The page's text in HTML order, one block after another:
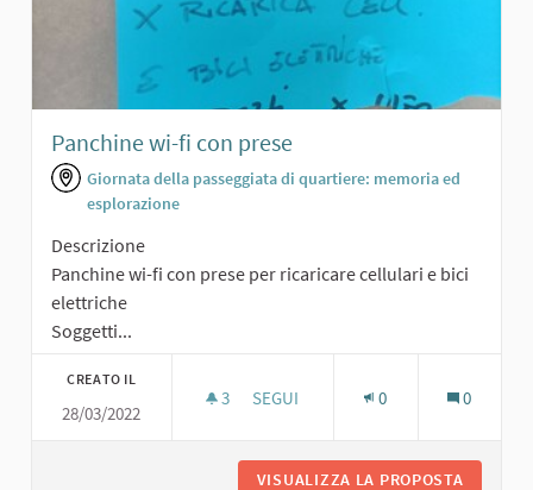
Panchine wi-fi con prese
Giornata della passeggiata di quartiere: memoria ed
esplorazione
Descrizione
Panchine wi-fi con prese per ricaricare cellulari e bici
elettriche
Soggetti...
CREATO IL
28/03/2022
3 3 SOSTENITORI
SEGUI 0 0
VISUALIZZA LA PROPOSTA